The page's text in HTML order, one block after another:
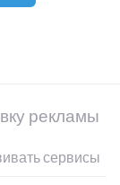
рекламы